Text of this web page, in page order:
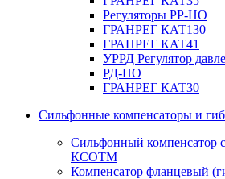
Регуляторы РР-НО
ГРАНРЕГ КАТ130
ГРАНРЕГ КАТ41
УРРД Регулятор
РД-НО
ГРАНРЕГ КАТ30
Сильфонные компенсаторы и
Сильфонный компенсатор
КСОТM
Компенсатор фланцевый